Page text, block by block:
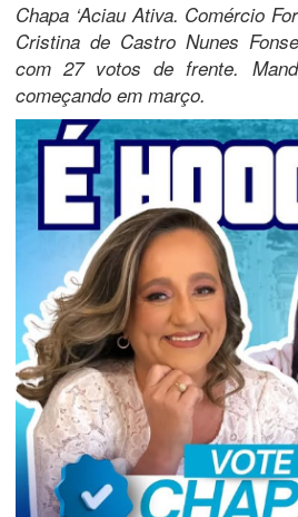
Chapa ‘Aciau Ativa. Comércio
Cristina de Castro Nunes
com 27 votos de frente.
começando em março.